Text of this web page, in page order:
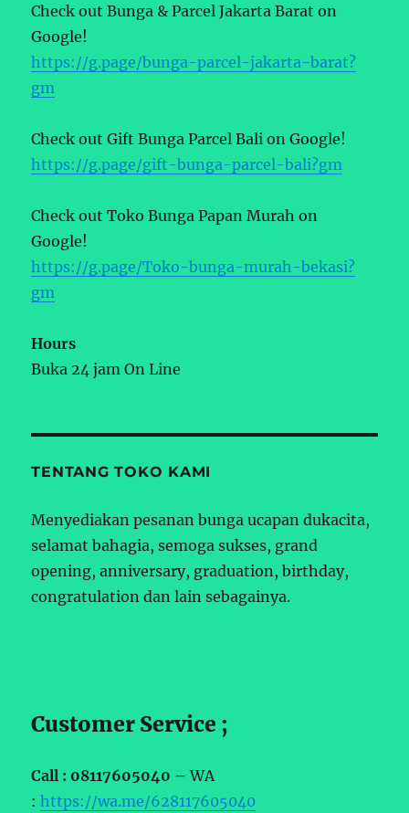
Check out Bunga & Parcel Jakarta Barat on
Google!
https://g.page/bunga-parcel-jakarta-barat?
gm
Check out Gift Bunga Parcel Bali on Google!
https://g.page/gift-bunga-parcel-bali?gm
Check out Toko Bunga Papan Murah on
Google!
https://g.page/Toko-bunga-murah-bekasi?
gm
Hours
Buka 24 jam On Line
TENTANG TOKO KAMI
Menyediakan pesanan bunga ucapan dukacita,
selamat bahagia, semoga sukses, grand
opening, anniversary, graduation, birthday,
congratulation dan lain sebagainya.
Customer Service ;
Call : 08117605040 –WA
:https://wa.me/628117605040